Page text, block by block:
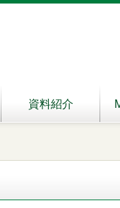
資料紹介